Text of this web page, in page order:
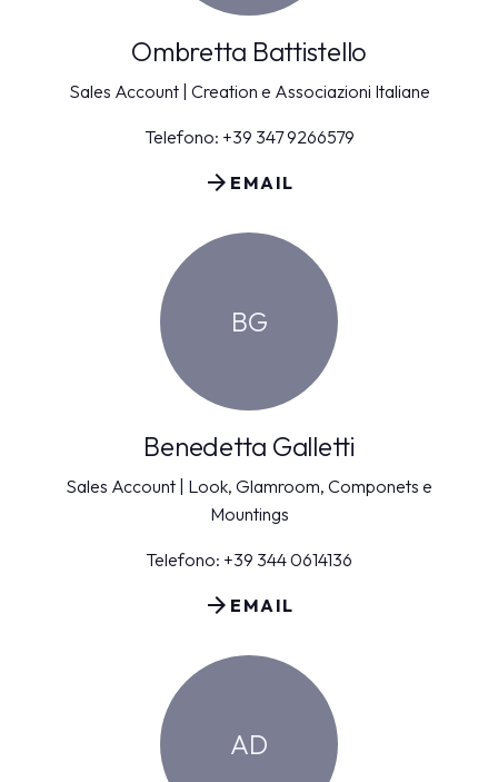
Ombretta Battistello
Sales Account | Creation e Associazioni Italiane
Telefono: +39 347 9266579
EMAIL
arrow_forward
BG
Benedetta Galletti
Sales Account | Look, Glamroom, Componets e
Mountings
Telefono: +39 344 0614136
EMAIL
arrow_forward
AD